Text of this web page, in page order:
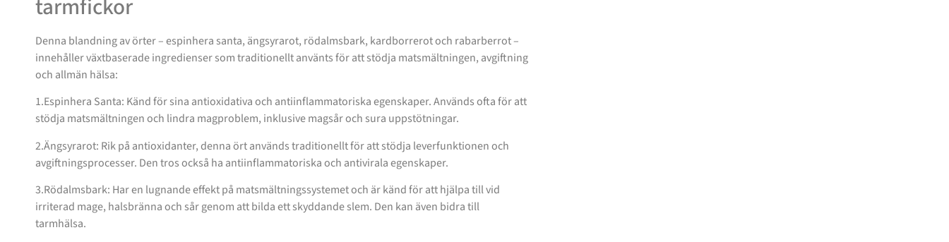
tarmfickor
Denna blandning av örter – espinhera santa, ängsyrarot, rödalmsbark, kardborrerot och rabarberrot –
innehåller växtbaserade ingredienser som traditionellt använts för att stödja matsmältningen, avgiftning
och allmän hälsa:
1.Espinhera Santa: Känd för sina antioxidativa och antiinflammatoriska egenskaper. Används ofta för att
stödja matsmältningen och lindra magproblem, inklusive magsår och sura uppstötningar.
2.Ängsyrarot: Rik på antioxidanter, denna ört används traditionellt för att stödja leverfunktionen och
avgiftningsprocesser. Den tros också ha antiinflammatoriska och antivirala egenskaper.
3.Rödalmsbark: Har en lugnande effekt på matsmältningssystemet och är känd för att hjälpa till vid
irriterad mage, halsbränna och sår genom att bilda ett skyddande slem. Den kan även bidra till
tarmhälsa.